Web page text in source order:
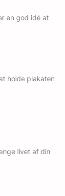
en god idé at
holde plakaten
livet af din